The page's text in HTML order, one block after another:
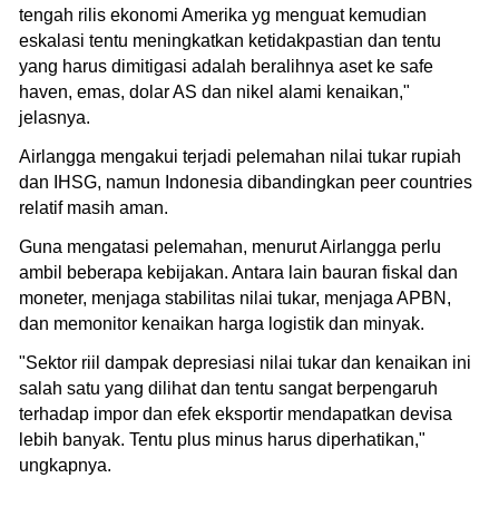
tengah rilis ekonomi Amerika yg menguat kemudian
eskalasi tentu meningkatkan ketidakpastian dan tentu
yang harus dimitigasi adalah beralihnya aset ke safe
haven, emas, dolar AS dan nikel alami kenaikan,"
jelasnya.
Airlangga mengakui terjadi pelemahan nilai tukar rupiah
dan IHSG, namun Indonesia dibandingkan peer countries
relatif masih aman.
Guna mengatasi pelemahan, menurut Airlangga perlu
ambil beberapa kebijakan. Antara lain bauran fiskal dan
moneter, menjaga stabilitas nilai tukar, menjaga APBN,
dan memonitor kenaikan harga logistik dan minyak.
"Sektor riil dampak depresiasi nilai tukar dan kenaikan ini
salah satu yang dilihat dan tentu sangat berpengaruh
terhadap impor dan efek eksportir mendapatkan devisa
lebih banyak. Tentu plus minus harus diperhatikan,"
ungkapnya.